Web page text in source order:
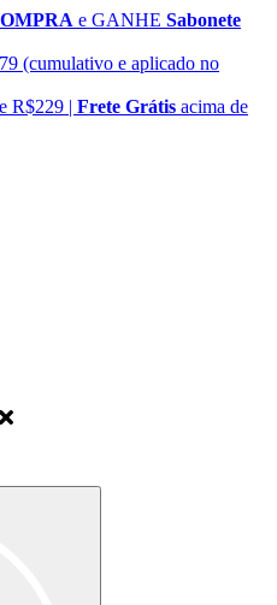
e GANHE Sabonete
(cumulativo e aplicado no
R$229 | Frete Grátis acima de